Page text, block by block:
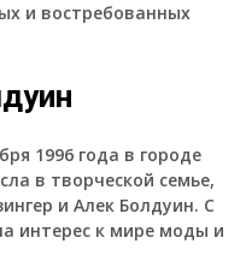
и востребованных
1996 года в городе
в творческой семье,
и Алек Болдуин. С
интерес к мире моды и